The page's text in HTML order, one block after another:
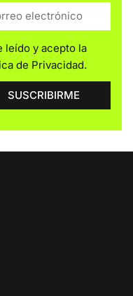
leído y acepto la
de Privacidad.
SUSCRIBIRME